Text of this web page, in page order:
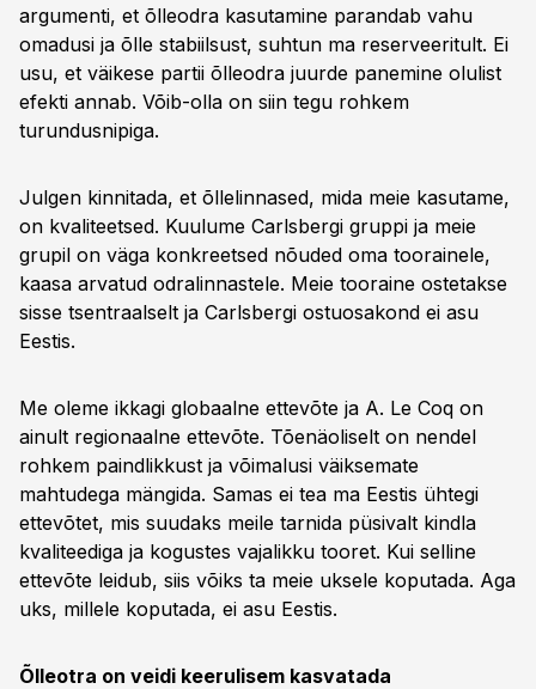
argumenti, et õlleodra kasutamine parandab vahu
omadusi ja õlle stabiilsust, suhtun ma reserveeritult. Ei
usu, et väikese partii õlleodra juurde panemine olulist
efekti annab. Võib-olla on siin tegu rohkem
turundusnipiga.
Julgen kinnitada, et õllelinnased, mida meie kasutame,
on kvaliteetsed. Kuulume Carlsbergi gruppi ja meie
grupil on väga konkreetsed nõuded oma toorainele,
kaasa arvatud odralinnastele. Meie tooraine ostetakse
sisse tsentraalselt ja Carlsbergi ostuosakond ei asu
Eestis.
Me oleme ikkagi globaalne ettevõte ja A. Le Coq on
ainult regionaalne ettevõte. Tõenäoliselt on nendel
rohkem paindlikkust ja võimalusi väiksemate
mahtudega mängida. Samas ei tea ma Eestis ühtegi
ettevõtet, mis suudaks meile tarnida püsivalt kindla
kvaliteediga ja kogustes vajalikku tooret. Kui selline
ettevõte leidub, siis võiks ta meie uksele koputada. Aga
uks, millele koputada, ei asu Eestis.
Õlleotra on veidi keerulisem kasvatada